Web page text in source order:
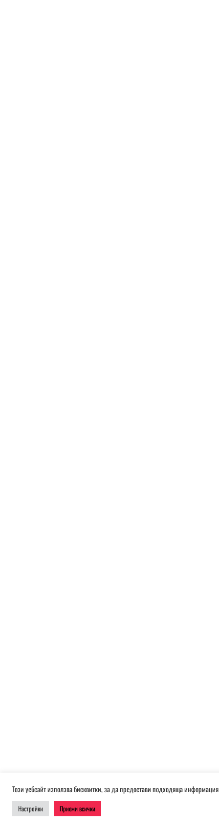
Този уебсайт използва бисквитки, за да предостави подходяща
Настройки Приеми всички